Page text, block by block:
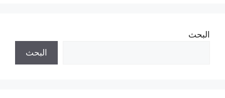
البحث
البحث